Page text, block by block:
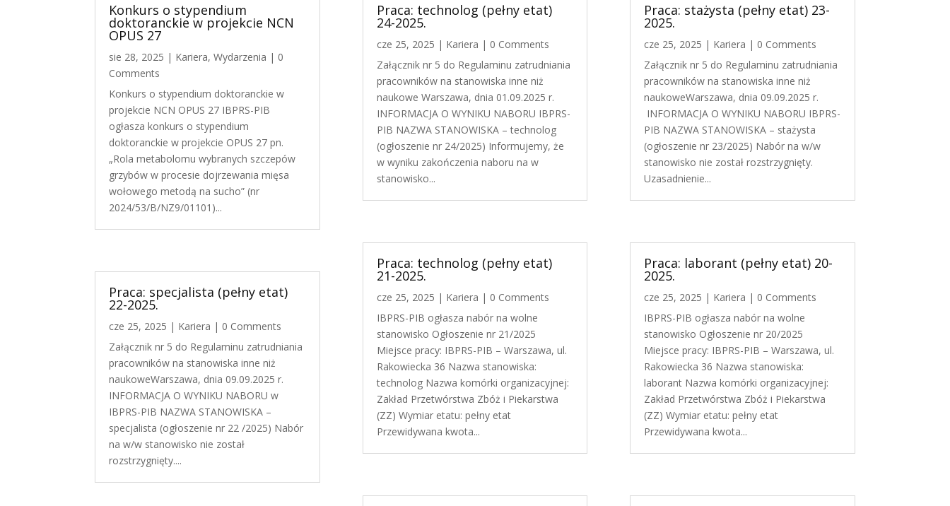
Konkurs o stypendium
doktoranckie w projekcie NCN
OPUS 27
sie 28, 2025 | Kariera,Wydarzenia | 0
Comments
Konkurs o stypendium doktoranckie w
projekcie NCN OPUS 27 IBPRS-PIB
ogłasza konkurs o stypendium
doktoranckie w projekcie OPUS 27 pn.
„Rola metabolomu wybranych szczepów
grzybów w procesie dojrzewania mięsa
wołowego metodą na sucho” (nr
2024/53/B/NZ9/01101)...
Praca: specjalista (pełny etat)
22-2025.
cze 25, 2025 | Kariera | 0 Comments
Załącznik nr 5 do Regulaminu zatrudniania
pracowników na stanowiska inne niż
naukoweWarszawa, dnia 09.09.2025 r.
INFORMACJA O WYNIKU NABORU w
IBPRS-PIB NAZWA STANOWISKA –
specjalista (ogłoszenie nr 22 /2025) Nabór
na w/w stanowisko nie został
rozstrzygnięty....
Praca: technolog (pełny etat)
24-2025.
cze 25, 2025 | Kariera | 0 Comments
Załącznik nr 5 do Regulaminu zatrudniania
pracowników na stanowiska inne niż
naukowe Warszawa, dnia 01.09.2025 r.
INFORMACJA O WYNIKU NABORU IBPRS-
PIB NAZWA STANOWISKA – technolog
(ogłoszenie nr 24/2025) Informujemy, że
w wyniku zakończenia naboru na w
stanowisko...
Praca: technolog (pełny etat)
21-2025.
cze 25, 2025 | Kariera | 0 Comments
IBPRS-PIB ogłasza nabór na wolne
stanowisko Ogłoszenie nr 21/2025
Miejsce pracy: IBPRS-PIB – Warszawa, ul.
Rakowiecka 36 Nazwa stanowiska:
technolog Nazwa komórki organizacyjnej:
Zakład Przetwórstwa Zbóż i Piekarstwa
(ZZ) Wymiar etatu: pełny etat
Przewidywana kwota...
Praca: stażysta (pełny etat) 23-
2025.
cze 25, 2025 | Kariera | 0 Comments
Załącznik nr 5 do Regulaminu zatrudniania
pracowników na stanowiska inne niż
naukoweWarszawa, dnia 09.09.2025 r.
INFORMACJA O WYNIKU NABORU IBPRS-
PIB NAZWA STANOWISKA – stażysta
(ogłoszenie nr 23/2025) Nabór na w/w
stanowisko nie został rozstrzygnięty.
Uzasadnienie...
Praca: laborant (pełny etat) 20-
2025.
cze 25, 2025 | Kariera | 0 Comments
IBPRS-PIB ogłasza nabór na wolne
stanowisko Ogłoszenie nr 20/2025
Miejsce pracy: IBPRS-PIB – Warszawa, ul.
Rakowiecka 36 Nazwa stanowiska:
laborant Nazwa komórki organizacyjnej:
Zakład Przetwórstwa Zbóż i Piekarstwa
(ZZ) Wymiar etatu: pełny etat
Przewidywana kwota...